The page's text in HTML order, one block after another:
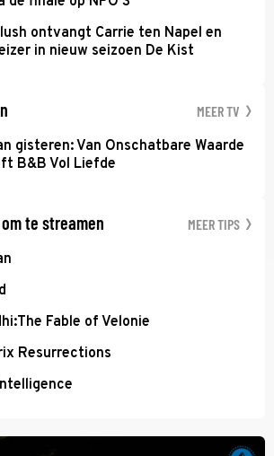
ontvangt Carrie ten Napel en
in nieuw seizoen De Kist
MEER TV
gisteren: Van Onschatbare Waarde
B&B Vol Liefde
te streamen MEER TIPS
Fable of Velonie
Resurrections